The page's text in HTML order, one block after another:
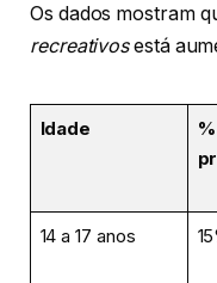
Os dados mostram
recreativosestá
Idade
14 a 17 anos